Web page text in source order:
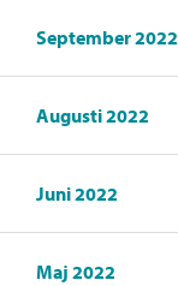
September 2022
Augusti 2022
Juni 2022
Maj 2022